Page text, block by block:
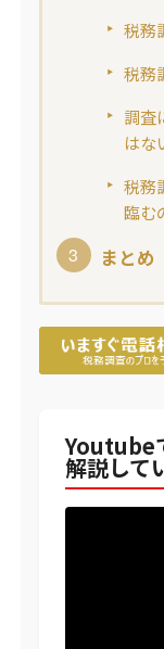
税務
税務
調査
はな
税務
臨む
まとめ
Youtube
解説して